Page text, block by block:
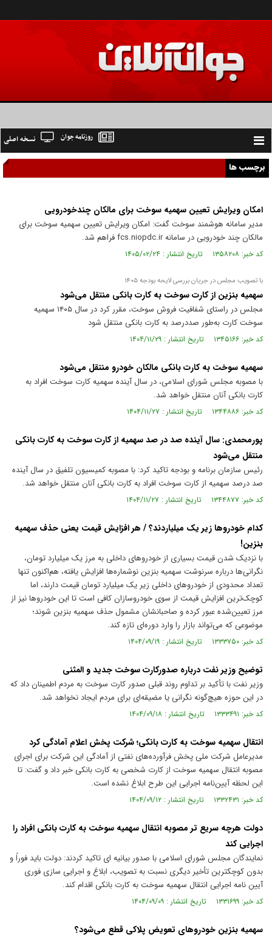
Toggle
navigation
نسخه اصلی روزنامه جوان
برچسب ها
امکان ویرایش تعیین سهمیه سوخت برای مالکان چندخودرویی
مدیر سامانه هوشمند سوخت گفت: امکان ویرایش تعیین سهمیه سوخت برای
مالکان چند خودرویی در سامانه fcs.niopdc.ir فراهم شد.
کد خبر: ۱۳۵۸۲۰۸ تاریخ انتشار : ۱۴۰۵/۰۲/۲۴
با تصویب مجلس در جریان بررسی لایحه بودجه ۱۴۰۵
سهمیه بنزین از کارت سوخت به کارت بانکی منتقل می‌شود
مجلس در راستای شفافیت فروش سوخت، مقرر کرد در سال ۱۴۰۵ سهمیه
سوخت کارت به‌طور صددرصد به کارت بانکی منتقل شود
کد خبر: ۱۳۴۵۱۶۶ تاریخ انتشار : ۱۴۰۴/۱۱/۲۹
سهمیه سوخت به کارت بانکی مالکان خودرو منتقل می‌شود
با مصوبه مجلس شورای اسلامی، در سال آینده سهمیه کارت سوخت افراد به
کارت بانکی آنان منتقل خواهد شد.
کد خبر: ۱۳۴۴۸۸۶ تاریخ انتشار : ۱۴۰۴/۱۱/۲۷
پورمحمدی: سال آینده صد در صد سهمیه از کارت سوخت به کارت بانکی
منتقل می‌شود
رئیس سازمان برنامه و بودجه تاکید کرد: با مصوبه کمیسیون تلفیق در سال آینده
صد درصد سهمیه از کارت سوخت افراد به کارت بانکی آنان منتقل خواهد شد.
کد خبر: ۱۳۴۴۸۷۷ تاریخ انتشار : ۱۴۰۴/۱۱/۲۷
کدام خودرو‌ها زیر یک میلیاردند؟ / هر افزایش قیمت یعنی حذف سهمیه
بنزین!
با نزدیک شدن قیمت بسیاری از خودرو‌های داخلی به مرز یک میلیارد تومان،
نگرانی‌ها درباره سرنوشت سهمیه بنزین نوشماره‌ها افزایش یافته، هم‌اکنون تنها
تعداد محدودی از خودرو‌های داخلی زیر یک میلیارد تومان قیمت دارند، اما
کوچک‌ترین افزایش قیمت از سوی خودروسازان کافی است تا این خودرو‌ها نیز از
مرز تعیین‌شده عبور کرده و صاحبانشان مشمول حذف سهمیه بنزین شوند؛
موضوعی که می‌تواند بازار را وارد دوره‌ای تازه کند.
کد خبر: ۱۳۳۳۷۵۰ تاریخ انتشار : ۱۴۰۴/۰۹/۱۹
توضیح وزیر نفت درباره صدورکارت سوخت جدید و المثنی
وزیر نفت با تأکید بر تداوم روند قبلی صدور کارت سوخت به مردم اطمینان داد که
در این حوزه هیچ‌گونه نگرانی یا مضیقه‌ای برای مردم ایجاد نخواهد شد.
کد خبر: ۱۳۳۳۴۹۱ تاریخ انتشار : ۱۴۰۴/۰۹/۱۸
انتقال سهمیه سوخت به کارت بانکی؛ شرکت پخش اعلام آمادگی کرد
مدیرعامل شرکت ملی پخش فرآورده‌های نفتی از آمادگی این شرکت برای اجرای
مصوبه انتقال سهمیه سوخت از کارت شخصی به کارت بانکی خبر داد و گفت: تا
این لحظه آیین‌نامه اجرایی این طرح ابلاغ نشده است.
کد خبر: ۱۳۳۲۴۳۱ تاریخ انتشار : ۱۴۰۴/۰۹/۱۲
دولت هرچه سریع تر مصوبه انتقال سهمیه سوخت به کارت بانکی افراد را
اجرایی کند
نمایندگان مجلس شورای اسلامی با صدور بیانیه ای تاکید کردند: دولت باید فوراً و
بدون کوچکترین تأخیر دیگری نسبت به تصویب، ابلاغ و اجرایی سازی فوری
آیین نامه اجرایی انتقال سهمیه سوخت به کارت بانکی اقدام کند.
کد خبر: ۱۳۳۱۶۹۹ تاریخ انتشار : ۱۴۰۴/۰۹/۰۹
سهمیه بنزین خودروهای تعویض پلاکی قطع می‌شود؟